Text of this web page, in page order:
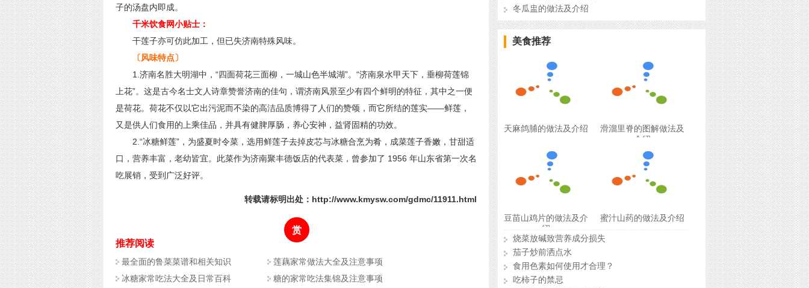
子的汤盘内即成。
千米饮食网小贴士：
干莲子亦可仿此加工，但已失济南特殊风味。
〔风味特点〕
1.济南名胜大明湖中，“四面荷花三面柳，一城山色半城湖”。“济南泉水甲天下，垂柳荷莲锦
上花”。这是古今名士文人诗章赞誉济南的佳句，谓济南风景至少有四个鲜明的特征，其中之一便
是荷花。荷花不仅以它出污泥而不染的高洁品质博得了人们的赞颂，而它所结的莲实——鲜莲，
又是供人们食用的上乘佳品，并具有健脾厚肠，养心安神，益肾固精的功效。
2.“冰糖鲜莲”，为盛夏时令菜，选用鲜莲子去掉皮芯与冰糖合烹为肴，成菜莲子香嫩，甘甜适
口，营养丰富，老幼皆宜。此菜作为济南聚丰德饭店的代表菜，曾参加了 1956 年山东省第一次名
吃展销，受到广泛好评。
转载请标明出处：http://www.kmysw.com/gdmc/11911.html
赏
推荐阅读
最全面的鲁菜菜谱和相关知识
莲藕家常做法大全及注意事项
冰糖家常吃法大全及日常百科
糖的家常吃法集锦及注意事项
冬瓜盅的做法及介绍
美食推荐
天麻鸽脯的做法及介绍
滑溜里脊的图解做法及
介绍
豆苗山鸡片的做法及介
绍
蜜汁山药的做法及介绍
烧菜放碱致营养成分损失
茄子炒前洒点水
食用色素如何使用才合理？
吃柿子的禁忌